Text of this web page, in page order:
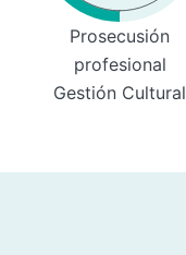
Prosecusión
profesional
Gestión Cultural